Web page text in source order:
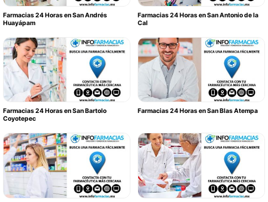
Farmacias 24 Horas en San Andrés
Huayápam
Farmacias 24 Horas en San Antonio de la
Cal
Farmacias 24 Horas en San Bartolo
Coyotepec
Farmacias 24 Horas en San Blas Atempa